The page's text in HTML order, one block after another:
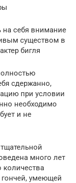
на себя внимание
существом в
бигля
сдержанно,
при условии
необходимо
и не
много лет
умеющей